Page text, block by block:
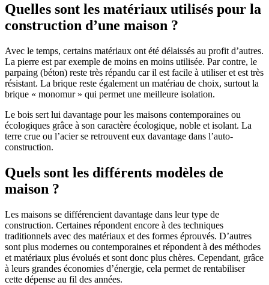
Quelles sont les matériaux utilisés pour la
construction d’une maison ?
Avec le temps, certains matériaux ont été délaissés au profit d’autres.
La pierre est par exemple de moins en moins utilisée. Par contre, le
parpaing (béton) reste très répandu car il est facile à utiliser et est très
résistant. La brique reste également un matériau de choix, surtout la
brique « monomur » qui permet une meilleure isolation.
Le bois sert lui davantage pour les maisons contemporaines ou
écologiques grâce à son caractère écologique, noble et isolant. La
terre crue ou l’acier se retrouvent eux davantage dans l’auto-
construction.
Quels sont les différents modèles de
maison ?
Les maisons se différencient davantage dans leur type de
construction. Certaines répondent encore à des techniques
traditionnels avec des matériaux et des formes éprouvés. D’autres
sont plus modernes ou contemporaines et répondent à des méthodes
et matériaux plus évolués et sont donc plus chères. Cependant, grâce
à leurs grandes économies d’énergie, cela permet de rentabiliser
cette dépense au fil des années.